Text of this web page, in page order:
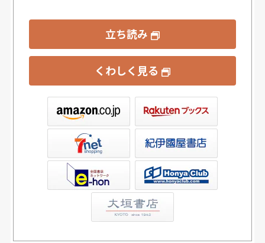
立ち読み
くわしく見る
書店ウェブストア